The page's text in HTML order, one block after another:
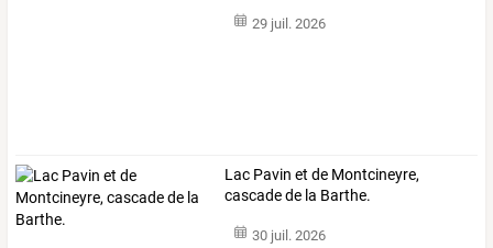
29 juil. 2026
Lac Pavin et de Montcineyre,
cascade de la Barthe.
30 juil. 2026